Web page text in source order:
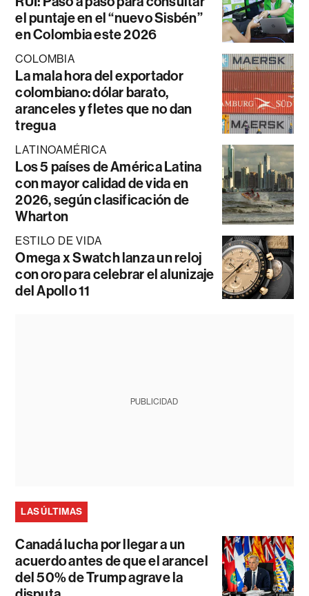
el puntaje en el “nuevo Sisbén”
en Colombia este 2026
COLOMBIA
La mala hora del exportador
colombiano: dólar barato,
aranceles y fletes que no dan
tregua
LATINOAMÉRICA
Los 5 países de América Latina
con mayor calidad de vida en
2026, según clasificación de
Wharton
ESTILO DE VIDA
Omega x Swatch lanza un reloj
con oro para celebrar el alunizaje
del Apollo 11
PUBLICIDAD
LAS ÚLTIMAS
Canadá lucha por llegar a un
acuerdo antes de que el arancel
del 50% de Trump agrave la